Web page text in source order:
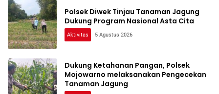
Polsek Diwek Tinjau Tanaman Jagung
Dukung Program Nasional Asta Cita
Aktivitas 5 Agustus 2026
Dukung Ketahanan Pangan, Polsek
Mojowarno melaksanakan Pengecekan
Tanaman Jagung